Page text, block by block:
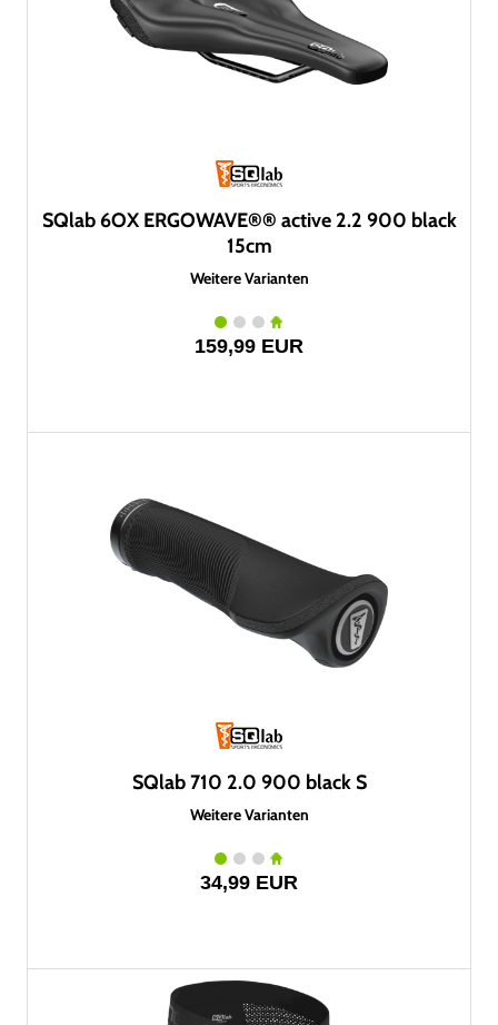
SQlab 6OX ERGOWAVE®® active 2.2 900 black
15cm
Weitere Varianten
159,99 EUR
SQlab 710 2.0 900 black S
Weitere Varianten
34,99 EUR